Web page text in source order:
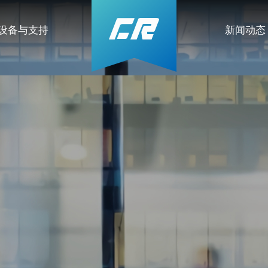
备与支持 新闻动态